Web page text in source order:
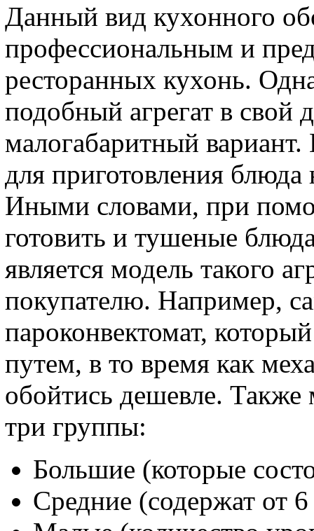
Данный вид кухонного
профессиональным и
ресторанных кухонь.
подобный агрегат в свой
малогабаритный вариант.
для приготовления
Иными словами, при
готовить и тушеные
является модель такого
покупателю. Например,
пароконвектомат,
путем, в то время как
обойтись дешевле. Также
три группы:
Большие (которые
Средние (содержат от